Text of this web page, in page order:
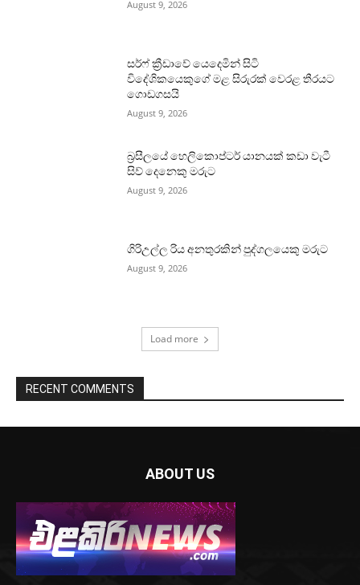
August 9, 2026
සර්ෆ් ක්‍රීඩාවේ යෙදෙමින් සිටි
විදේශිකයෙකුගේ මළ සිරුරක් වෙරළ තීරයට
ගොඩගසයි
August 9, 2026
බ්‍රසීලයේ හෙලිකොප්ටර් යානයක් කඩා වැටී
සිව් දෙනෙකු මරුට
August 9, 2026
ගිරිඋල්ල රිය අනතුරකින් පුද්ගලයෙකු මරුට
August 9, 2026
Load more
RECENT COMMENTS
ABOUT US